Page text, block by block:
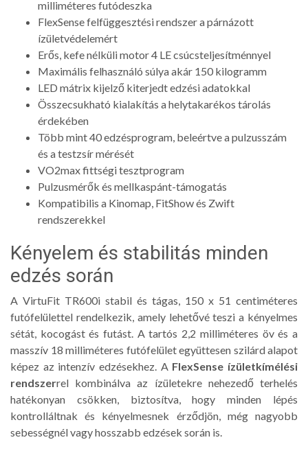
milliméteres futódeszka
FlexSense felfüggesztési rendszer a párnázott
ízületvédelemért
Erős, kefe nélküli motor 4 LE csúcsteljesítménnyel
Maximális felhasználó súlya akár 150 kilogramm
LED mátrix kijelző kiterjedt edzési adatokkal
Összecsukható kialakítás a helytakarékos tárolás
érdekében
Több mint 40 edzésprogram, beleértve a pulzusszám
és a testzsír mérését
VO2max fittségi tesztprogram
Pulzusmérők és mellkaspánt-támogatás
Kompatibilis a Kinomap, FitShow és Zwift
rendszerekkel
Kényelem és stabilitás minden
edzés során
A VirtuFit TR600i stabil és tágas, 150 x 51 centiméteres
futófelülettel rendelkezik, amely lehetővé teszi a kényelmes
sétát, kocogást és futást. A tartós 2,2 milliméteres öv és a
masszív 18 milliméteres futófelület együttesen szilárd alapot
képez az intenzív edzésekhez. A FlexSense ízületkímélési
rendszerrel kombinálva az ízületekre nehezedő terhelés
hatékonyan csökken, biztosítva, hogy minden lépés
kontrolláltnak és kényelmesnek érződjön, még nagyobb
sebességnél vagy hosszabb edzések során is.